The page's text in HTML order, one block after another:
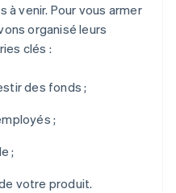
venir. Pour vous armer
organisé leurs
clés :
des fonds ;
;
;
votre produit.